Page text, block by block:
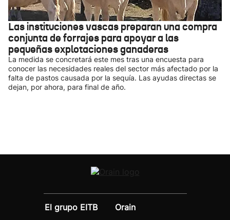
Las instituciones vascas preparan una compra
conjunta de forrajes para apoyar a las
pequeñas explotaciones ganaderas
La medida se concretará este mes tras una encuesta para
conocer las necesidades reales del sector más afectado por la
falta de pastos causada por la sequía. Las ayudas directas se
dejan, por ahora, para final de año.
El grupo EITB
Orain